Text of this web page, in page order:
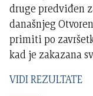
druge predviđen
današnjeg
primiti po
kad je zakazana
VIDI REZULTATE